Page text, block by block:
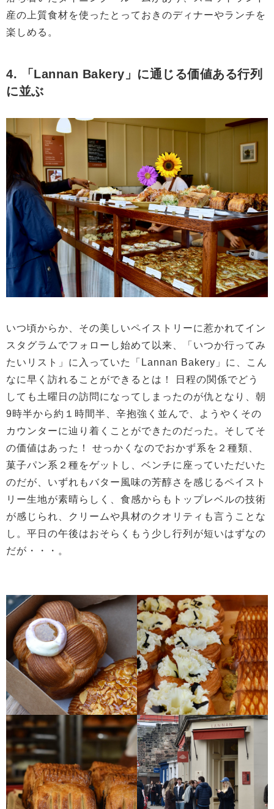
産の上質食材を使ったとっておきのディナーやランチを
楽しめる。
4. 「Lannan Bakery」に通じる価値ある行列
に並ぶ
いつ頃からか、その美しいペイストリーに惹かれてイン
スタグラムでフォローし始めて以来、「いつか行ってみ
たいリスト」に入っていた「Lannan Bakery」に、こん
なに早く訪れることができるとは！ 日程の関係でどう
しても土曜日の訪問になってしまったのが仇となり、朝
9時半から約１時間半、辛抱強く並んで、ようやくその
カウンターに辿り着くことができたのだった。そしてそ
の価値はあった！ せっかくなのでおかず系を２種類、
菓子パン系２種をゲットし、ベンチに座っていただいた
のだが、いずれもバター風味の芳醇さを感じるペイスト
リー生地が素晴らしく、食感からもトップレベルの技術
が感じられ、クリームや具材のクオリティも言うことな
し。平日の午後はおそらくもう少し行列が短いはずなの
だが・・・。